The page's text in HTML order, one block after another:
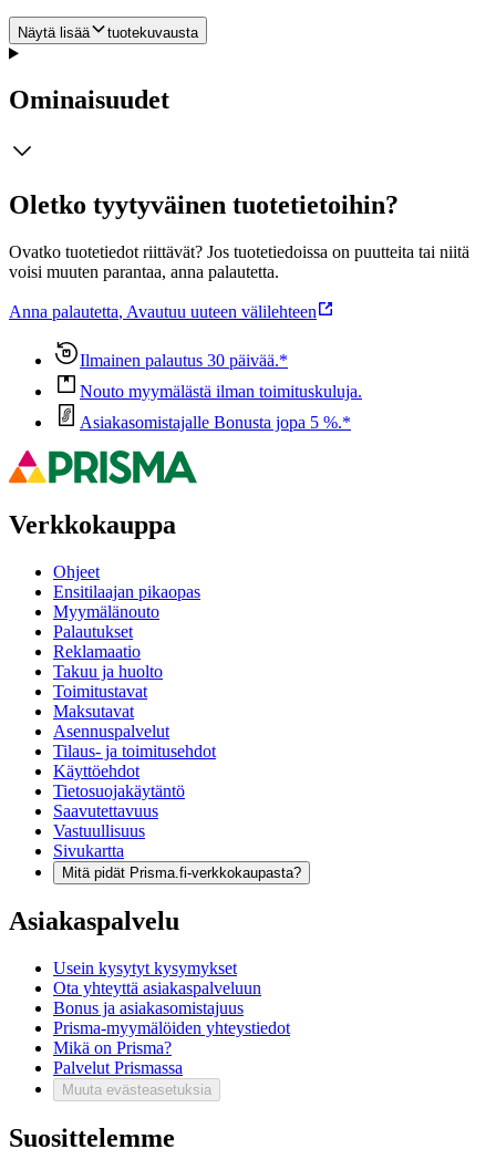
Näytä lisää tuotekuvausta
Ominaisuudet
Oletko tyytyväinen tuotetietoihin?
Ovatko tuotetiedot riittävät? Jos tuotetiedoissa on puutteita tai niitä
voisi muuten parantaa, anna palautetta.
Anna palautetta, Avautuu uuteen välilehteen
Ilmainen palautus 30 päivää.*
Nouto myymälästä ilman toimituskuluja.
Asiakasomistajalle Bonusta jopa 5 %.*
Verkkokauppa
Ohjeet
Ensitilaajan pikaopas
Myymälänouto
Palautukset
Reklamaatio
Takuu ja huolto
Toimitustavat
Maksutavat
Asennuspalvelut
Tilaus- ja toimitusehdot
Käyttöehdot
Tietosuojakäytäntö
Saavutettavuus
Vastuullisuus
Sivukartta
Mitä pidät Prisma.fi-verkkokaupasta?
Asiakaspalvelu
Usein kysytyt kysymykset
Ota yhteyttä asiakaspalveluun
Bonus ja asiakasomistajuus
Prisma-myymälöiden yhteystiedot
Mikä on Prisma?
Palvelut Prismassa
Muuta evästeasetuksia
Suosittelemme